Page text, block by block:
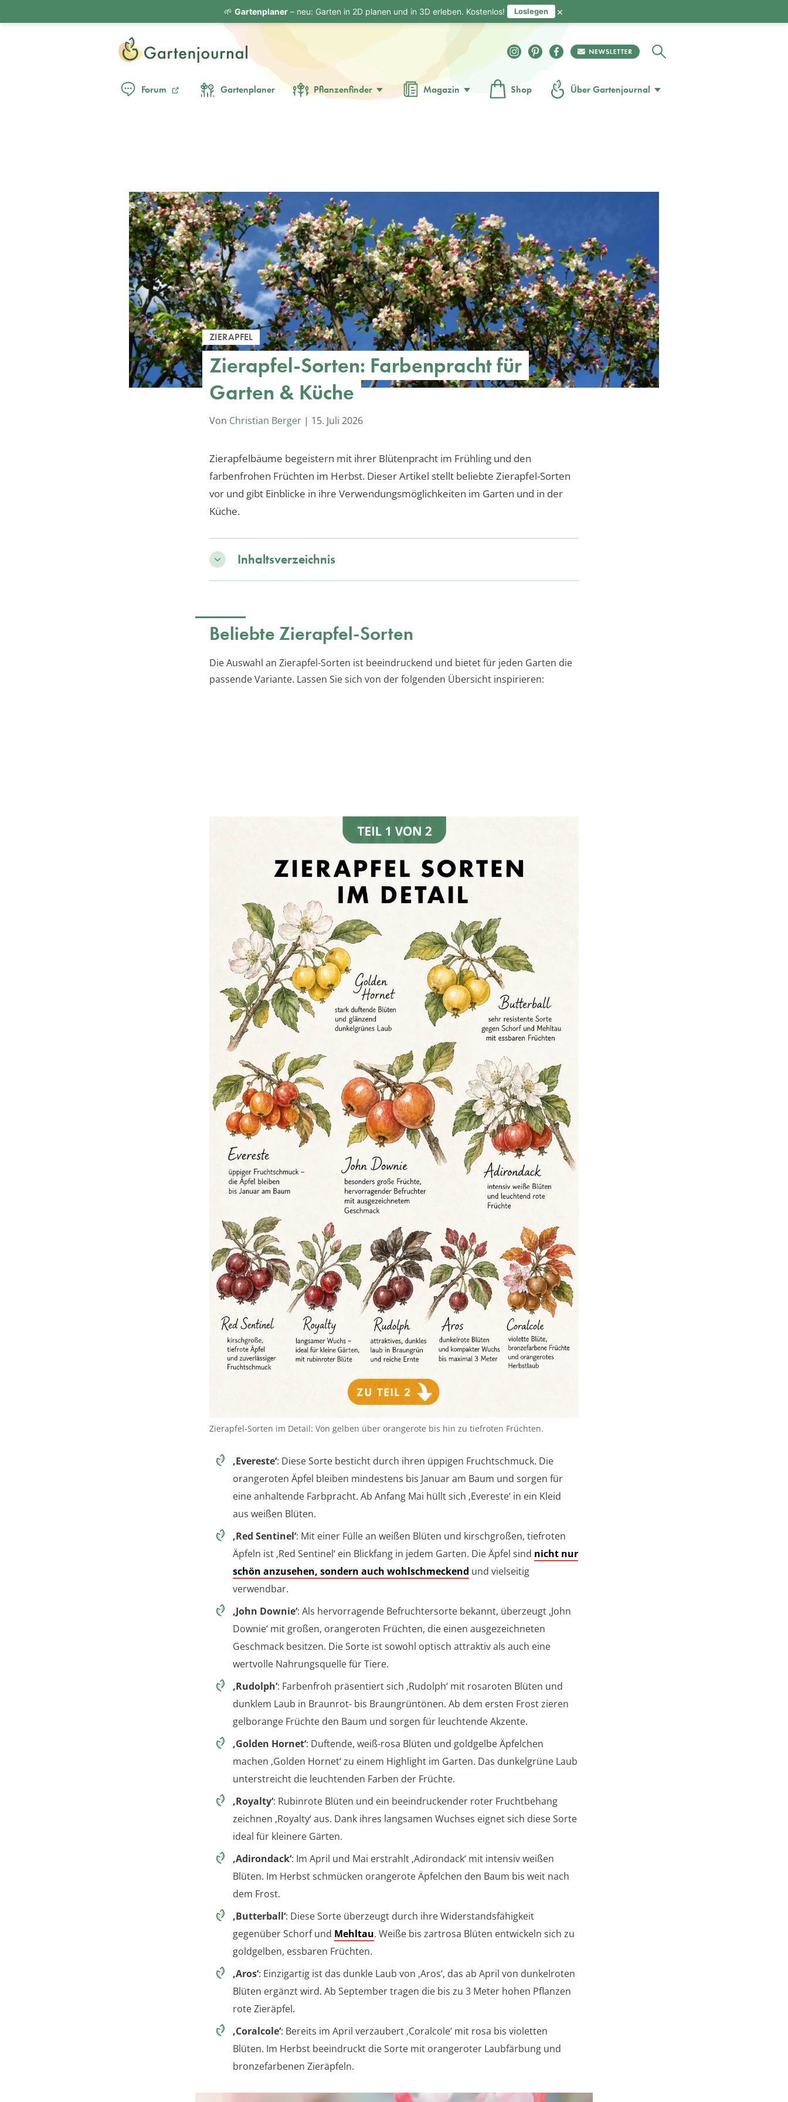
Forum Gartenplaner Pflanzenfinder Magazin Shop Über Gartenjournal
ZIERAPFEL
Zierapfel-Sorten: Farbenpracht für
Garten & Küche
Von Christian Berger | 15. Juli 2026
Zierapfelbäume begeistern mit ihrer Blütenpracht im Frühling und den
farbenfrohen Früchten im Herbst. Dieser Artikel stellt beliebte Zierapfel-Sorten
vor und gibt Einblicke in ihre Verwendungsmöglichkeiten im Garten und in der
Küche.
Inhaltsverzeichnis
Beliebte Zierapfel-Sorten
Die Auswahl an Zierapfel-Sorten ist beeindruckend und bietet für jeden Garten die
passende Variante. Lassen Sie sich von der folgenden Übersicht inspirieren:
Zierapfel-Sorten im Detail: Von gelben über orangerote bis hin zu tiefroten Früchten.
‚Evereste‘: Diese Sorte besticht durch ihren üppigen Fruchtschmuck. Die
orangeroten Äpfel bleiben mindestens bis Januar am Baum und sorgen für
eine anhaltende Farbpracht. Ab Anfang Mai hüllt sich ‚Evereste‘ in ein Kleid
aus weißen Blüten.
‚Red Sentinel‘: Mit einer Fülle an weißen Blüten und kirschgroßen, tiefroten
Äpfeln ist ‚Red Sentinel‘ ein Blickfang in jedem Garten. Die Äpfel sind nicht nur
schön anzusehen, sondern auch wohlschmeckend und vielseitig
verwendbar.
‚John Downie‘: Als hervorragende Befruchtersorte bekannt, überzeugt ‚John
Downie‘ mit großen, orangeroten Früchten, die einen ausgezeichneten
Geschmack besitzen. Die Sorte ist sowohl optisch attraktiv als auch eine
wertvolle Nahrungsquelle für Tiere.
‚Rudolph‘: Farbenfroh präsentiert sich ‚Rudolph‘ mit rosaroten Blüten und
dunklem Laub in Braunrot- bis Braungrüntönen. Ab dem ersten Frost zieren
gelborange Früchte den Baum und sorgen für leuchtende Akzente.
‚Golden Hornet‘: Duftende, weiß-rosa Blüten und goldgelbe Äpfelchen
machen ‚Golden Hornet‘ zu einem Highlight im Garten. Das dunkelgrüne Laub
unterstreicht die leuchtenden Farben der Früchte.
‚Royalty‘: Rubinrote Blüten und ein beeindruckender roter Fruchtbehang
zeichnen ‚Royalty‘ aus. Dank ihres langsamen Wuchses eignet sich diese Sorte
ideal für kleinere Gärten.
‚Adirondack‘: Im April und Mai erstrahlt ‚Adirondack‘ mit intensiv weißen
Blüten. Im Herbst schmücken orangerote Äpfelchen den Baum bis weit nach
dem Frost.
‚Butterball‘: Diese Sorte überzeugt durch ihre Widerstandsfähigkeit
gegenüber Schorf und Mehltau. Weiße bis zartrosa Blüten entwickeln sich zu
goldgelben, essbaren Früchten.
‚Aros‘: Einzigartig ist das dunkle Laub von ‚Aros‘, das ab April von dunkelroten
Blüten ergänzt wird. Ab September tragen die bis zu 3 Meter hohen Pflanzen
rote Zieräpfel.
‚Coralcole‘: Bereits im April verzaubert ‚Coralcole‘ mit rosa bis violetten
Blüten. Im Herbst beeindruckt die Sorte mit orangeroter Laubfärbung und
bronzefarbenen Zieräpfeln.
🌱 Gartenplaner– neu: Garten in 2D planen und in 3D erleben. Kostenlos! Loslegen ×